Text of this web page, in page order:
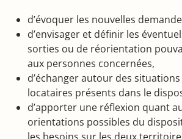
d’évoquer les nouvelles
d’envisager et définir les
sorties ou de réorientation
aux personnes concernées,
d’échanger autour des
locataires présents dans le
d’apporter une réflexion quant
orientations possibles du
les besoins sur les deux